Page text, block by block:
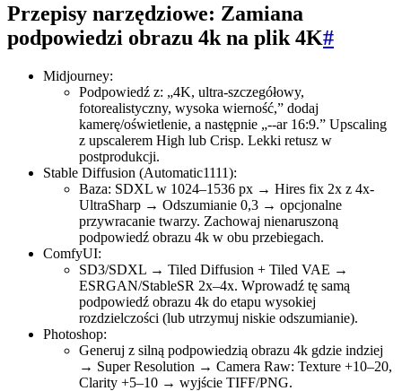
Przepisy narzędziowe: Zamiana
podpowiedzi obrazu 4k na plik 4K#
Midjourney:
Podpowiedź z: „4K, ultra-szczegółowy,
fotorealistyczny, wysoka wierność,” dodaj
kamerę/oświetlenie, a następnie „--ar 16:9.” Upscaling
z upscalerem High lub Crisp. Lekki retusz w
postprodukcji.
Stable Diffusion (Automatic1111):
Baza: SDXL w 1024–1536 px → Hires fix 2x z 4x-
UltraSharp → Odszumianie 0,3 → opcjonalne
przywracanie twarzy. Zachowaj nienaruszoną
podpowiedź obrazu 4k w obu przebiegach.
ComfyUI:
SD3/SDXL → Tiled Diffusion + Tiled VAE →
ESRGAN/StableSR 2x–4x. Wprowadź tę samą
podpowiedź obrazu 4k do etapu wysokiej
rozdzielczości (lub utrzymuj niskie odszumianie).
Photoshop:
Generuj z silną podpowiedzią obrazu 4k gdzie indziej
→ Super Resolution → Camera Raw: Texture +10–20,
Clarity +5–10 → wyjście TIFF/PNG.